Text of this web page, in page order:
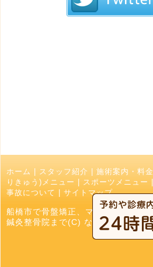
ホーム スタッフ紹介 施術案内・料金
りきゅう)メニュー
スポーツメニュー
事故について
サイトマップ
船橋市で骨盤矯正、マッサージ、接
鍼灸整骨院まで(C) なかお鍼灸接骨